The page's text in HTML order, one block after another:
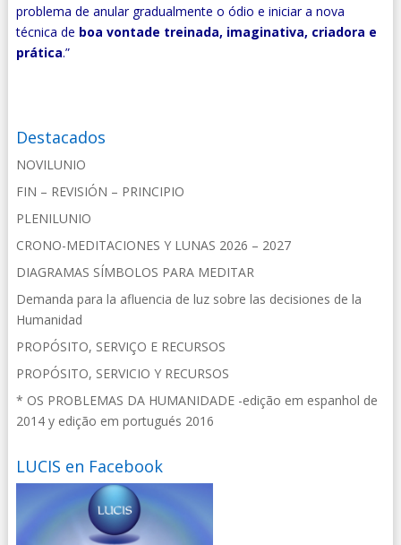
problema de anular gradualmente o ódio e iniciar a nova
técnica de boa vontade treinada, imaginativa, criadora e
prática.”
Destacados
NOVILUNIO
FIN – REVISIÓN – PRINCIPIO
PLENILUNIO
CRONO-MEDITACIONES Y LUNAS 2026 – 2027
DIAGRAMAS SÍMBOLOS PARA MEDITAR
Demanda para la afluencia de luz sobre las decisiones de la
Humanidad
PROPÓSITO, SERVIÇO E RECURSOS
PROPÓSITO, SERVICIO Y RECURSOS
* OS PROBLEMAS DA HUMANIDADE -edição em espanhol de
2014 y edição em portugués 2016
LUCIS en Facebook